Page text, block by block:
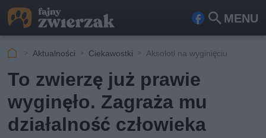
MENU
Fa
ook
Szu
kaj
Aktualności Ciekawostki Aksolotl na wyginięciu
To zwierzę już prawie
wyginęło. Zagraża mu
działalność człowieka